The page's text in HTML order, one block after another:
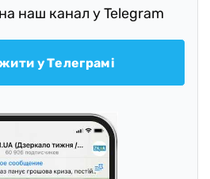
наш канал у Telegram
у Телеграмі